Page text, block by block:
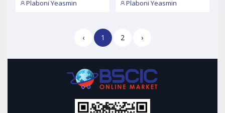
Plaboni Yeasmin
Plaboni Yeasmin
‹ 1 2 ›